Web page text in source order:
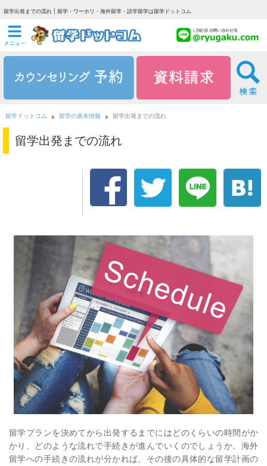
留学出発までの流れ | 留学・ワーホリ・海外留学・語学留学は留学ドットコム
留学ドットコム 留学の基本情報 留学出発までの流れ
留学出発までの流れ
留学プランを決めてから出発するまでにはどのくらいの時間がか
かり、どのような流れで手続きが進んでいくのでしょうか。海外
留学への手続きの流れが分かれば、その後の具体的な留学計画の